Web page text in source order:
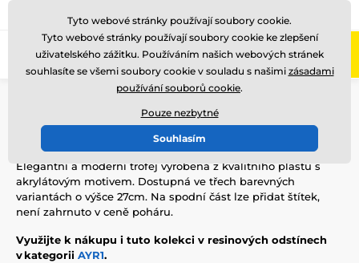
Zavolejte nám (Po-Pá 8-17)
AY1
Elegantní a moderní trofej vyrobená z kvalitního plastu s
akrylátovým motivem. Dostupná ve třech barevných
variantách o výšce 27cm. Na spodní část lze přidat štítek,
není zahrnuto v ceně poháru.
Využijte k nákupu i tuto kolekci v resinových odstínech
v kategorii AYR1.
Tyto webové stránky používají soubory cookie.
Tyto webové stránky používají soubory cookie ke zlepšení
uživatelského zážitku. Používáním našich webových stránek
souhlasíte se všemi soubory cookie v souladu s našimi zásadami
používání souborů cookie.
Pouze nezbytné
Souhlasím